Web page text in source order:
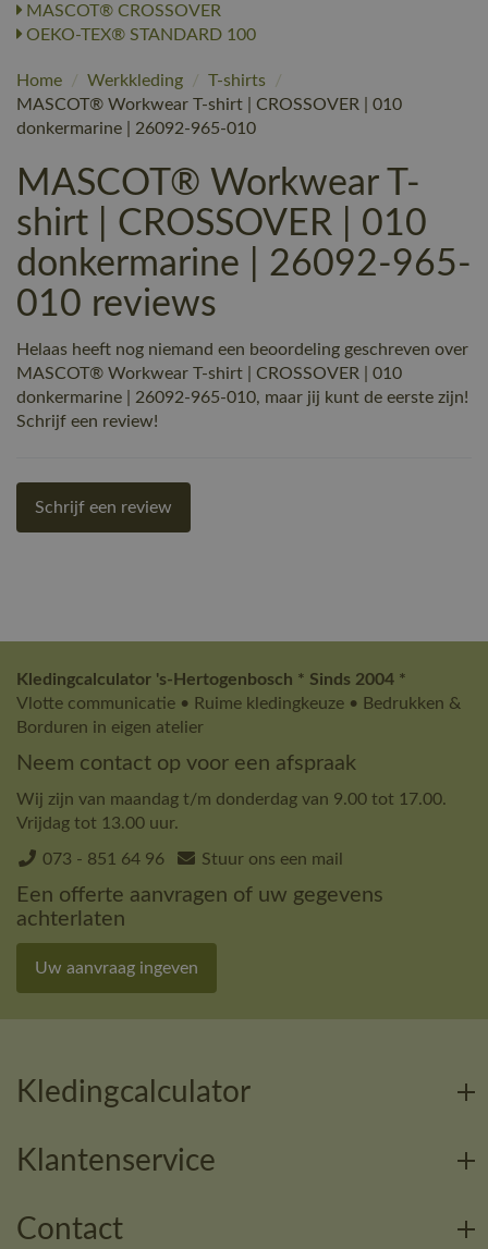
MASCOT® CROSSOVER
OEKO-TEX® STANDARD 100
Home / Werkkleding / T-shirts
/
MASCOT® Workwear T-shirt | CROSSOVER | 010
donkermarine | 26092-965-010
MASCOT® Workwear T-
shirt | CROSSOVER | 010
donkermarine | 26092-965-
010 reviews
Helaas heeft nog niemand een beoordeling geschreven over
MASCOT® Workwear T-shirt | CROSSOVER | 010
donkermarine | 26092-965-010, maar jij kunt de eerste zijn!
Schrijf een review!
Schrijf een review
Kledingcalculator 's-Hertogenbosch * Sinds 2004 *
Vlotte communicatie • Ruime kledingkeuze • Bedrukken &
Borduren in eigen atelier
Neem contact op voor een afspraak
Wij zijn van maandag t/m donderdag van 9.00 tot 17.00.
Vrijdag tot 13.00 uur.
073 - 851 64 96 Stuur ons een mail
Een offerte aanvragen of uw gegevens
achterlaten
Uw aanvraag ingeven
Kledingcalculator
Klantenservice
Contact